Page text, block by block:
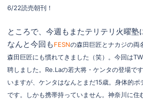
6/22読売朝刊！
ところで、今週もまたテリテリ火曜塾
なんと今回もFESNの森田巨匠とナカジの両
森田巨匠にも慣れてきました（笑）。今回は
聘しました。Re.Laの若大将・ケンタの登場で
いますが、ケンタはなんとまだ15歳。身体的
です。しかも携帯持っていません。神奈川に住